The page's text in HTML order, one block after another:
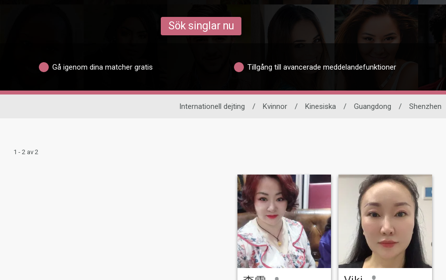
Sök singlar nu
Gå igenom dina matcher gratis Tillgång till avancerade meddelandefunktioner
Internationell dejting / Kvinnor / Kinesiska / Guangdong / Shenzhen
1 - 2 av 2